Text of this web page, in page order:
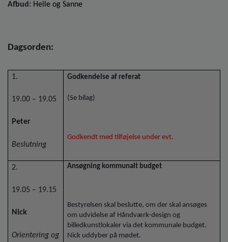
Afbud: Helle og Sanne
Dagsorden:
1.
19.00 – 19.05
Peter
Beslutning
Godkendelse af referat
(Se bilag)
Godkendt med tilføjelse under evt.
2.
19.05 – 19.15
Nick
Orientering og
Ansøgning kommunalt budget
Bestyrelsen skal beslutte, om der skal ansøges
om udvidelse af Håndværk-design og
billedkunstlokaler via det kommunale budget.
Nick uddyber på mødet.